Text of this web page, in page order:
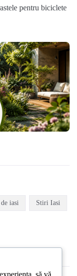
pentru biciclete
iasi Stiri Iasi
să vă